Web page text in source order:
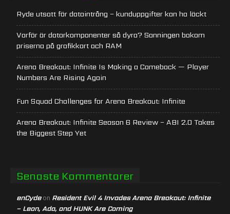
Ryde utsatt för dataintrång – kunduppgifter kan ha läckt
Varför är datorkomponenter så dyra? Sanningen bakom
priserna på grafikkort och RAM
Arena Breakout: Infinite Is Making a Comeback — Player
Numbers Are Rising Again
Fun Squad Challenges for Arena Breakout: Infinite
Arena Breakout: Infinite Season 6 Review – ABI 2.0 Takes
the Biggest Step Yet
Senaste Kommentarer
enCydeon Resident Evil 4 Invades Arena Breakout: Infinite
– Leon, Ada, and HUNK Are Coming